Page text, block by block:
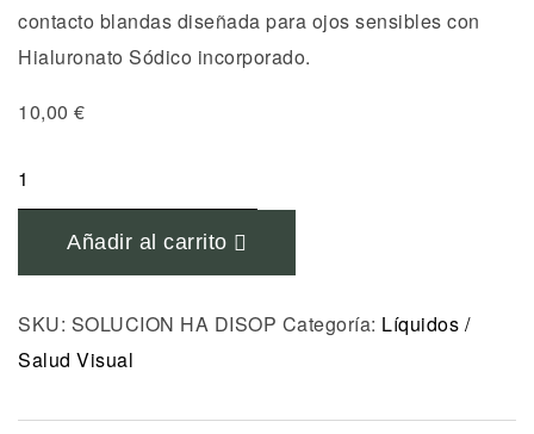
contacto blandas diseñada para ojos sensibles con
Hialuronato Sódico incorporado.
10,00 €
DISOP
360ml
Añadir al carrito
SKU: SOLUCION HA DISOP Categoría: Líquidos /
Salud Visual